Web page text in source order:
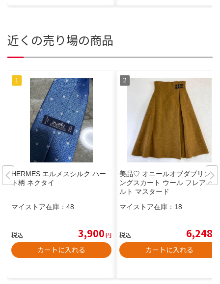
近くの売り場の商品
HERMES エルメスシルク ハー
ト柄 ネクタイ
マイストア在庫： 48
税込 3,900円
カートに入れる
美品♡ オニールオブダブリン ロ
ングスカート ウール フレア ベ
ルト マスタード
マイストア在庫： 18
税込 6,248
カートに入れる